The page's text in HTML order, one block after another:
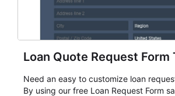
Loan Quote Request Form
Need an easy to customize loan
By using our free Loan Request Form